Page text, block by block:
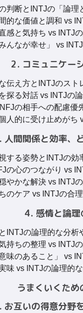
判断とINTJの「論
的な価値と調和 vs
感と気持ち vs INTJの
んなが幸せ」 vs
2. コミュニケー
伝え方とINTJのス
探る対話 vs INTJの論
の相手への配慮優
人的に受け止めがち
人間関係と効率、
する姿勢とINTJの
の心のつながり vs
やかな解決 vs INTJの
のケア vs INTJの合理
4. 感情と論理
INTJの論理的な分析
持ちの整理 vs INTJ
味のあること」 vs
味 vs INTJの論理的な
うまくいくため
お互いの得意分野